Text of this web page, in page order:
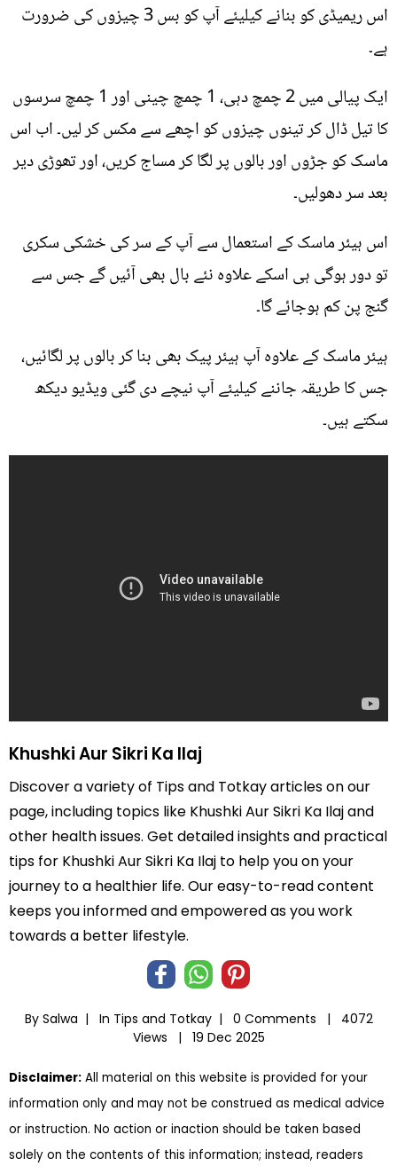
اس ریمیڈی کو بنانے کیلیئے آپ کو بس 3 چیزوں کی ضرورت
ہے۔
ایک پیالی میں 2 چمچ دہی، 1 چمچ چینی اور 1 چمچ سرسوں
کا تیل ڈال کر تینوں چیزوں کو اچھے سے مکس کر لیں۔ اب اس
ماسک کو جڑوں اور بالوں پر لگا کر مساج کریں، اور تھوڑی دیر
بعد سر دھولیں۔
اس ہیئر ماسک کے استعمال سے آپ کے سر کی خشکی سکری
تو دور ہوگی ہی اسکے علاوہ نئے بال بھی آئیں گے جس سے
گنج پن کم ہوجائے گا۔
ہیئر ماسک کے علاوہ آپ ہیئر پیک بھی بنا کر بالوں پر لگائیں،
جس کا طریقہ جاننے کیلیئے آپ نیچے دی گئی ویڈیو دیکھ
سکتے ہیں۔
Khushki Aur Sikri Ka Ilaj
Discover a variety of Tips and Totkay articles on our
page, including topics like Khushki Aur Sikri Ka Ilaj and
other health issues. Get detailed insights and practical
tips for Khushki Aur Sikri Ka Ilaj to help you on your
journey to a healthier life. Our easy-to-read content
keeps you informed and empowered as you work
towards a better lifestyle.
By Salwa | In Tips and Totkay| 0 Comments |
4072
Views |
19 Dec 2025
Disclaimer: All material on this website is provided for your
information only and may not be construed as medical advice
or instruction. No action or inaction should be taken based
solely on the contents of this information; instead, readers